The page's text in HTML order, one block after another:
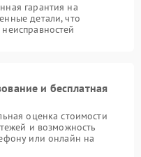
гарантия на
детали, что
и бесплатная
оценка стоимости
и возможность
или онлайн на